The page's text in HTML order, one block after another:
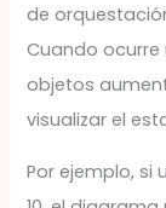
de
Cuando
objetos
visualizar el
Por ejemplo, si